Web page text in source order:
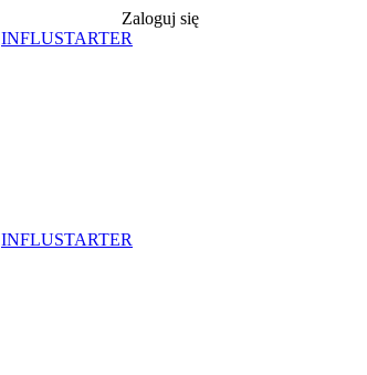
Zaloguj się
INFLUSTARTER
INFLUSTARTER